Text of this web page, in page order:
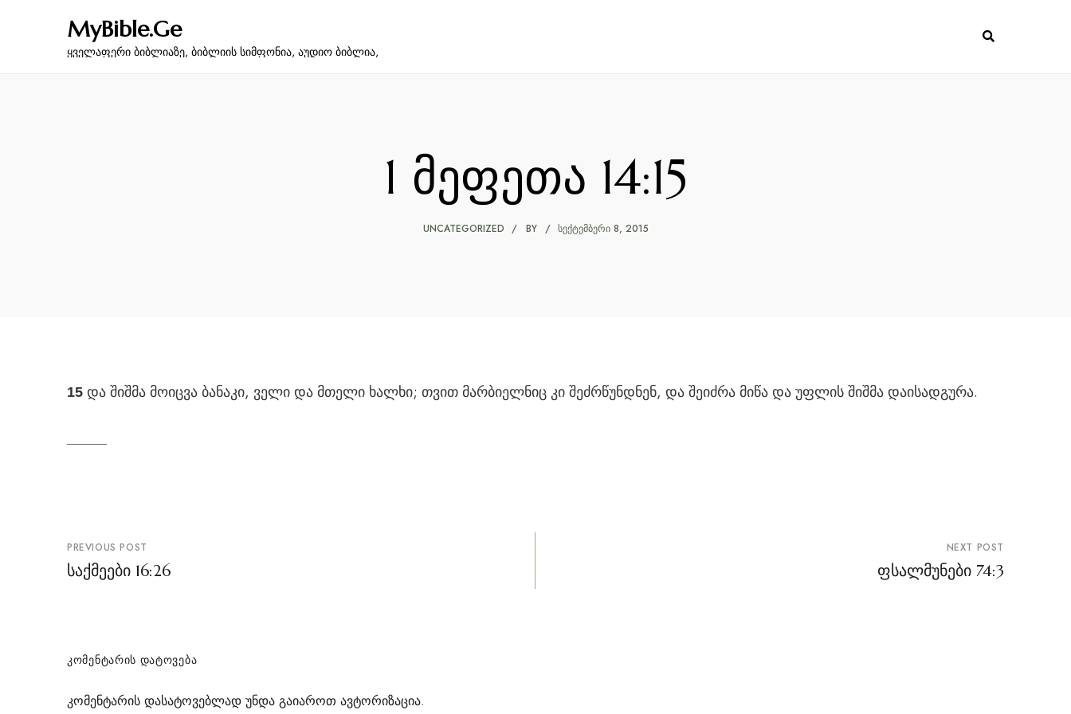
MyBible.Ge
ყველაფერი ბიბლიაზე, ბიბლიის სიმფონია, აუდიო ბიბლია,
1 მეფეთა 14:15
UNCATEGORIZED BY ᲡᲔᲥᲢᲔᲛᲑᲔᲠᲘ 8, 2015
15 და შიშმა მოიცვა ბანაკი, ველი და მთელი ხალხი; თვით მარბიელნიც კი შეძრწუნდნენ, და შეიძრა მიწა და უფლის შიშმა დაისადგურა.
პოსტის
ნავიგაცია
PREVIOUS POST
საქმეები 16:26
NEXT POST
ფსალმუნები 74:3
ᲙᲝᲛᲔᲜᲢᲐᲠᲘᲡ ᲓᲐᲢᲝᲕᲔᲑᲐ
კომენტარის დასატოვებლად უნდა გაიაროთ ავტორიზაცია.